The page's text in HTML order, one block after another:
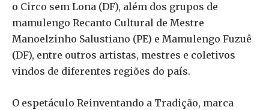
o Circo sem Lona (DF), além dos grupos de
mamulengo Recanto Cultural de Mestre
Manoelzinho Salustiano (PE) e Mamulengo Fuzuê
(DF), entre outros artistas, mestres e coletivos
vindos de diferentes regiões do país.
O espetáculo Reinventando a Tradição, marca